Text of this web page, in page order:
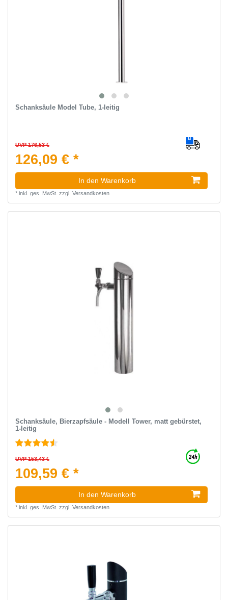
Schanksäule Model Tube, 1-leitig
UVP 176,53 €
126,09 € *
In den Warenkorb
* inkl. ges. MwSt. zzgl. Versandkosten
Schanksäule, Bierzapfsäule - Modell Tower, matt gebürstet,
1-leitig
UVP 153,43 €
109,59 € *
In den Warenkorb
* inkl. ges. MwSt. zzgl. Versandkosten